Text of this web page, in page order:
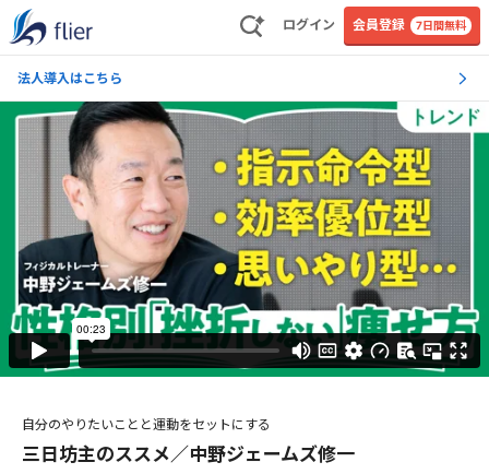
ログイン 会員登録 7日間無料
法人導入はこちら
自分のやりたいことと運動をセットにする
三日坊主のススメ／中野ジェームズ修一